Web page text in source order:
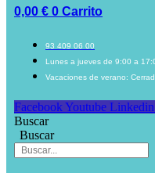
0,00 € 0 Carrito
93 409 06 00
Lunes a jueves de 9:00 a
Vacaciones de verano:
Facebook Youtube Linkedin
Buscar
Buscar